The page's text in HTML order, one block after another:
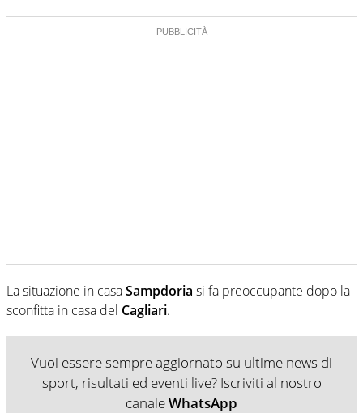
La situazione in casaSampdoria si fa preoccupante dopo la
sconfitta in casa del Cagliari.
Vuoi essere sempre aggiornato su ultime news di
sport, risultati ed eventi live? Iscriviti al nostro
canaleWhatsApp